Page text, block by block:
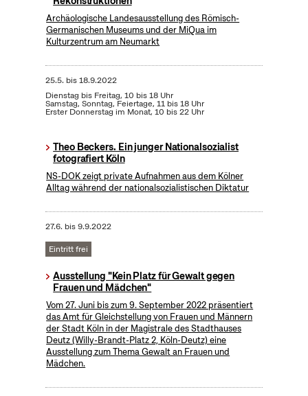
Archäologische Landesausstellung des Römisch-
Germanischen Museums und der MiQua im
Kulturzentrum am Neumarkt
25.5. bis18.9.2022
Dienstag bis Freitag, 10 bis 18 Uhr
Samstag, Sonntag, Feiertage, 11 bis 18 Uhr
Erster Donnerstag im Monat, 10 bis 22 Uhr
Theo Beckers. Ein junger Nationalsozialist
fotografiert Köln
NS-DOK zeigt private Aufnahmen aus dem Kölner
Alltag während der nationalsozialistischen Diktatur
27.6. bis9.9.2022
Eintritt frei
Ausstellung "Kein Platz für Gewalt gegen
Frauen und Mädchen"
Vom 27. Juni bis zum 9. September 2022 präsentiert
das Amt für Gleichstellung von Frauen und Männern
der Stadt Köln in der Magistrale des Stadthauses
Deutz (Willy-Brandt-Platz 2, Köln-Deutz) eine
Ausstellung zum Thema Gewalt an Frauen und
Mädchen.